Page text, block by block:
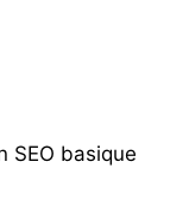
SEO basique